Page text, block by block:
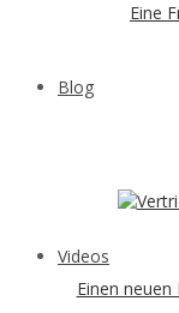
Blog
Videos
Eine
Einen